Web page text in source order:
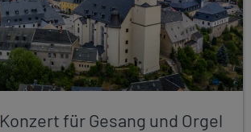
Konzert für Gesang und Orgel